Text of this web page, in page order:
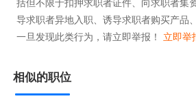
括但不限于扣押求职者证件、向求职者集
导求职者异地入职、诱导求职者购买产品
一旦发现此类行为，请立即举报！ 立即举
相似的职位